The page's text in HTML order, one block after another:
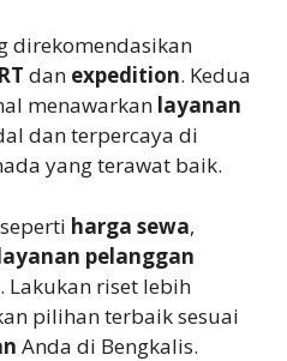
direkomendasikan
dan expedition. Kedua
menawarkan layanan
dan terpercaya di
yang terawat baik.
harga sewa,
pelanggan
Lakukan riset lebih
pilihan terbaik sesuai
Anda di Bengkalis.